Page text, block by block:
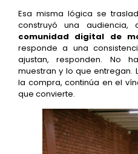
Esa misma lógica se
construyó una audiencia,
comunidad digital de
responde a una
ajustan, responden. No
muestran y lo que entregan.
la compra, continúa en el
que convierte.